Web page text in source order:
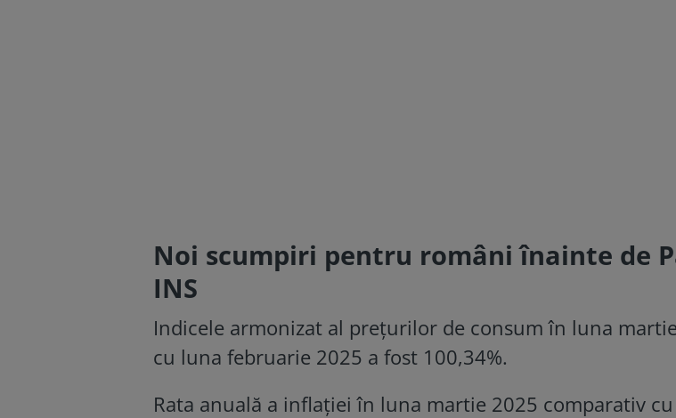
Noi scumpiri pentru români înainte de
INS
Indicele armonizat al preţurilor de consum în luna
cu luna februarie 2025 a fost 100,34%.
Rata anuală a inflaţiei în luna martie 2025 comparativ